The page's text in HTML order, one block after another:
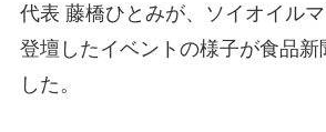
代表 藤橋ひとみが、ソイオイル
登壇したイベントの様子が食品新
した。